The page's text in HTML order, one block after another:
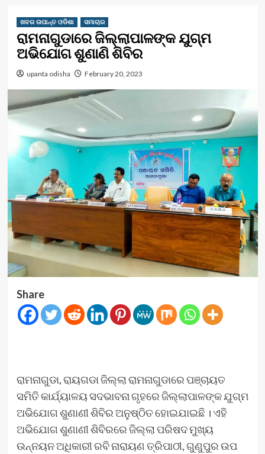
ଖବର ଉପାନ୍ତ ଓଡିଶା ସମାଚାର
ରାମନାଗୁଡାରେ ଜିଲ୍ଲାପାଳଙ୍କ ଯୁଗ୍ମ
ଅଭିଯୋଗ ଶୁଣାଣି ଶିବିର
upanta odisha February 20, 2023
Share
ରାମନାଗୁଡା, ରାୟଗଡା ଜିଲ୍ଲା ରାମନାଗୁଡାରେ ପଞ୍ଚାୟତ
ସମିତି କାର୍ଯ୍ୟାଳୟ ସଦଭାବନା ଗୃହରେ ଜିଲ୍ଲାପାଳଙ୍କ ଯୁଗ୍ମ
ଅଭିଯୋଗ ଶୁଣାଣୀ ଶିବିର ଅନୁଷ୍ଠିତ ହୋଇଯାଇଛି । ଏହି
ଅଭିଯୋଗ ଶୁଣାଣୀ ଶିବିରରେ ଜିଲ୍ଲା ପରିଷଦ ମୁଖ୍ୟ
ଉନ୍ନୟନ ଅଧିକାରୀ ରବି ନାରାୟଣ ତ୍ରିପାଠୀ, ଗୁଣୁପୁର ଉପ